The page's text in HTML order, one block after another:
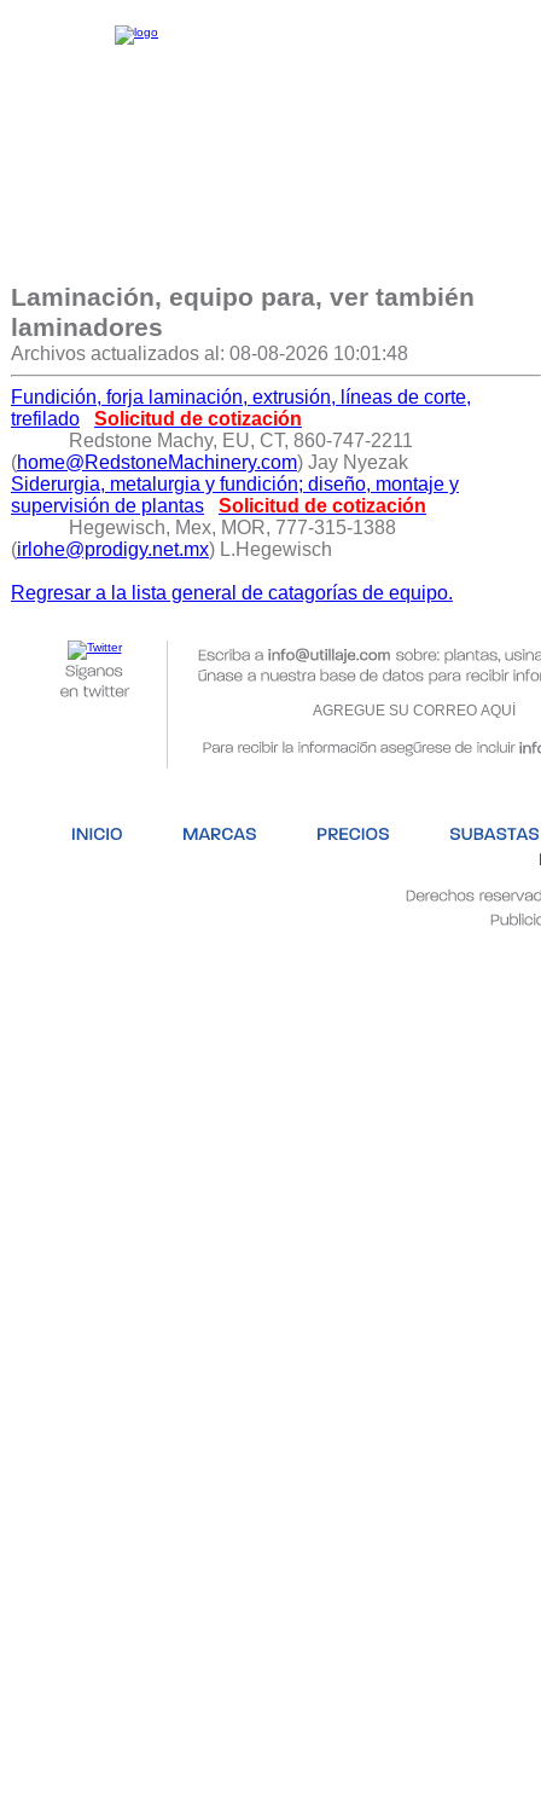
Laminación, equipo para, ver también
laminadores
Archivos actualizados al: 08-08-2026 10:01:48
Fundición, forja laminación, extrusión, líneas de corte,
trefilado
Solicitud de cotización
Redstone Machy, EU, CT, 860-747-2211
(home@RedstoneMachinery.com) Jay Nyezak
Siderurgia, metalurgia y fundición; diseño, montaje y
supervisión de plantas
Solicitud de cotización
Hegewisch, Mex, MOR, 777-315-1388
(irlohe@prodigy.net.mx) L.Hegewisch
Regresar a la lista general de catagorías de equipo.